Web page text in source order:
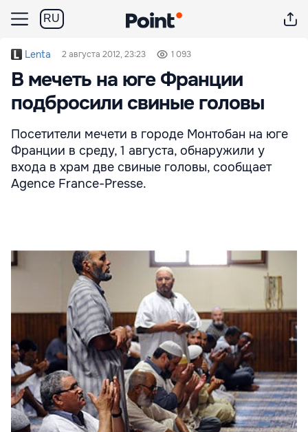
RU
Lenta 2 августа 2012, 23:23 1 093
В мечеть на юге Франции
подбросили свиные головы
Посетители мечети в городе Монтобан на юге
Франции в среду, 1 августа, обнаружили у
входа в храм две свиные головы, сообщает
Agence France-Presse.